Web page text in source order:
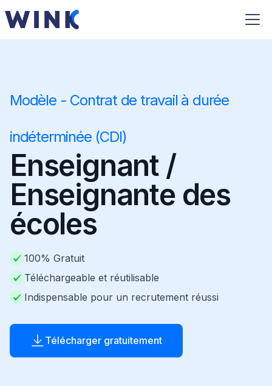
Modèle - Contrat de travail à durée
indéterminée (CDI)
Enseignant /
Enseignante des
écoles
100% Gratuit
Téléchargeable et réutilisable
Indispensable pour un recrutement réussi
Télécharger gratuitement